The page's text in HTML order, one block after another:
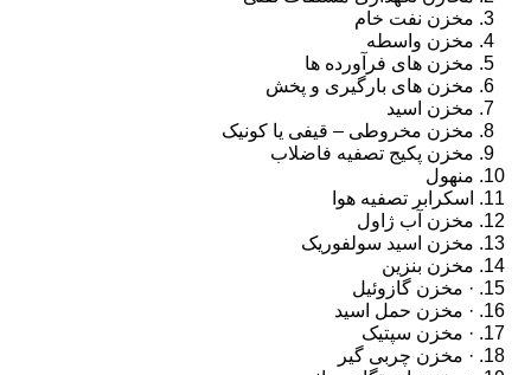
مخزن نفت خام
مخزن واسطه
مخزن های فرآورده ها
مخزن های بارگیری و پخش
مخزن اسید
مخزن مخروطی – قیفی یا کونیک
مخزن پکیج تصفیه فاضلاب
منهول
اسکرابر تصفیه هوا
مخزن آب ژاول
مخزن اسید سولفوریک
مخزن بنزین
· مخزن گازوئیل
· مخزن حمل اسید
· مخزن سپتیک
· مخزن چربی گیر